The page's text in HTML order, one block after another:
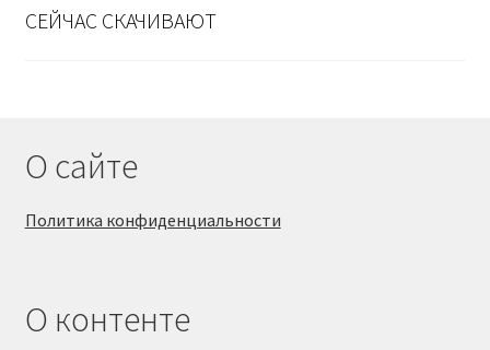
СЕЙЧАС СКАЧИВАЮТ
О сайте
Политика конфиденциальности
О контенте